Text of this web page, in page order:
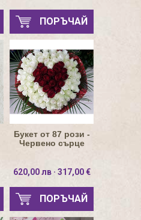
ПОРЪЧАЙ
Букет от 87 рози -
Червено сърце
620,00 лв · 317,00 €
ПОРЪЧАЙ